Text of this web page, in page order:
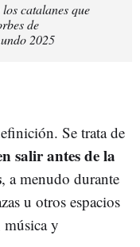
catalanes que
de
2025
Se trata de
salir antes de la
, a menudo durante
u otros espacios
música y